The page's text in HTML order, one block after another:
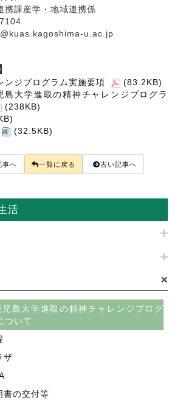
携課産学・地域連携係
u.ac.jp
ンジプログラム実施要項
(83.2KB)
島大学進取の精神チャレンジプログラ
(238KB)
(32.5KB)
事へ 一覧に戻る 古い記事へ
活
島大学進取の精神チャレンジプログ
ついて
ザ
書の交付等